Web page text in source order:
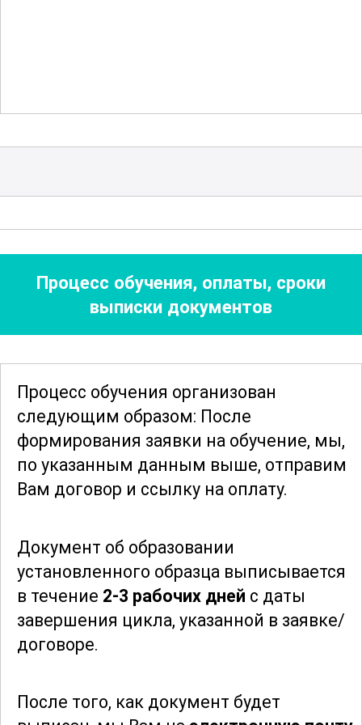
техники и навыков. Каждый этап
будут создавать собственные картины,
что позволит им на практике закрепить
полученные знания.
Также участники курса получат
различными жанрами живописи. Они
смогут попробовать себя в пейзаже,
натюрморте, портрете и других жанрах,
что позволит расширить творческий
кругозор и найти свой уникальный
стиль. В результате прохождения курса
коллекцию произведений
его личное видение и мастерство.
Курс "Живописец" идеально подходит
как для начинающих художников, так и
живописи и хочет усовершенствовать
Процесс обучения, оплаты, сроки
выписки документов
Процесс обучения организован
следующим образом: После
формирования заявки на обучение, мы,
по указанным данным выше, отправим
Вам договор и ссылку на оплату.
Документ об образовании
установленного образца выписывается
в течение 2-3 рабочих дней с даты
завершения цикла, указанной в заявке/
договоре.
После того, как документ будет